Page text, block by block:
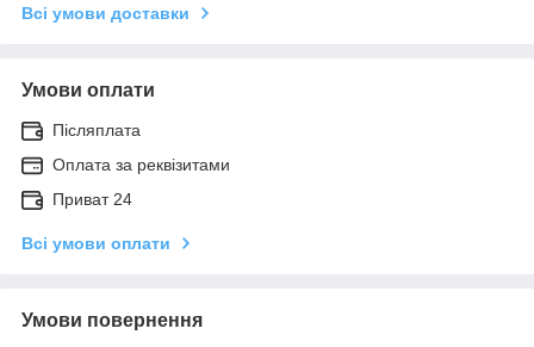
Всі умови доставки
Умови оплати
Післяплата
Оплата за реквізитами
Приват 24
Всі умови оплати
Умови повернення